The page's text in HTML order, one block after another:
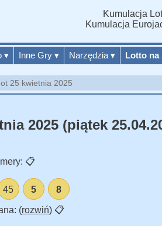
▾ Inne Gry ▾ Narzędzia ▾ Lotto na
Kumulacja
Kumulacja
25 kwietnia 2025
2025 (piątek
📋
45 5 8
(rozwiń) 📋